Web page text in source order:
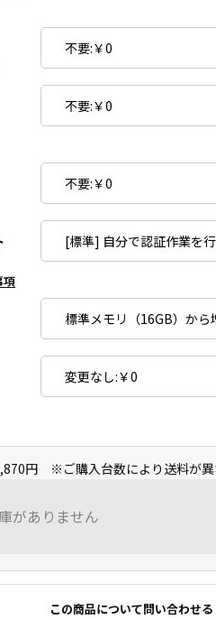
項
円 ※ご購入台数により送料が異
がありません
この商品について問い合わせる